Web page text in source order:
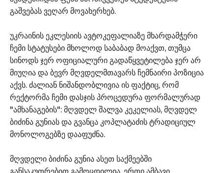
გაშვებას ვეღარ მოვახერხებ.
უკრაინის ეკლესიის ავტოკეფალიაზე მხარდამჭერი
ჩემი სტატუსები მხოლოდ საბაბად მოაქვთ, თუმცა
სინოდს ჯერ ოფიციალური გადაწყვეტილება ჯერ არ
მიუღია და ბევრ მღვდელმთავარს ჩემნაირი პოზიცია
აქვს. ძალიან ნიშანდობლივია ის ფაქტიც, რომ
რექტორმა ჩემი დასჯის პროცედურა ფორმალურად
"ამხანაგების": მღვდელ შალვა კეკელიას, მღვდელ
ბიძინა გუნიას და გვანცა კოპლატაძის ტრადიციულ
მონოლოგებზე დააფუძნა.
მღვდელი ბიძინა გუნია ასეთ საქმეებში